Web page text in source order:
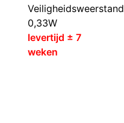
Veiligheidsweerstand
0,33W
levertijd ± 7
weken